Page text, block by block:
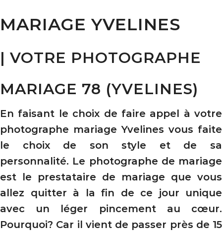
MARIAGE YVELINES
| VOTRE PHOTOGRAPHE
MARIAGE 78 (YVELINES)
En faisant le choix de faire appel à votre
photographe mariage Yvelines vous faite
le choix de son style et de sa
personnalité. Le photographe de mariage
est le prestataire de mariage que vous
allez quitter à la fin de ce jour unique
avec un léger pincement au cœur.
Pourquoi? Car il vient de passer près de 15